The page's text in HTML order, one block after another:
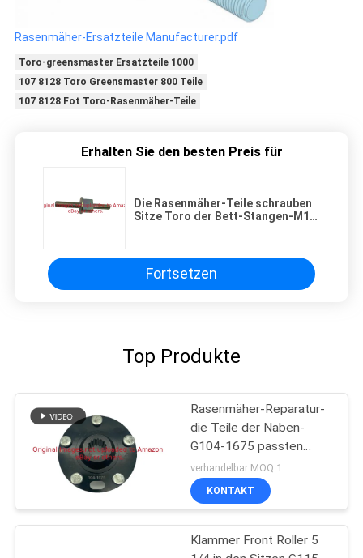
Rasenmäher-Ersatzteile Manufacturer.pdf
Toro-greensmaster Ersatzteile 1000
107 8128 Toro Greensmaster 800 Teile
107 8128 Fot Toro-Rasenmäher-Teile
Erhalten Sie den besten Preis für
Die Rasenmäher-Teile schrauben
Sitze Toro der Bett-Stangen-M10
Fortsetzen
Top Produkte
Rasenmäher-Reparatur-
die Teile der Naben-
G104-1675 passten
Toro-Arbeiter-
Gebrauchsfahrzeug
verhandelbar MOQ:1
KONTAKT
Klammer Front Roller 5